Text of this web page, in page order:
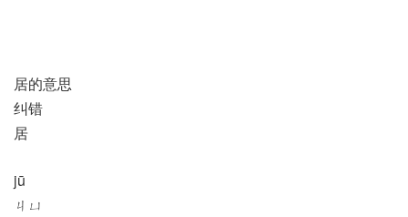
居的意思
纠错
居
jū
ㄐㄩ